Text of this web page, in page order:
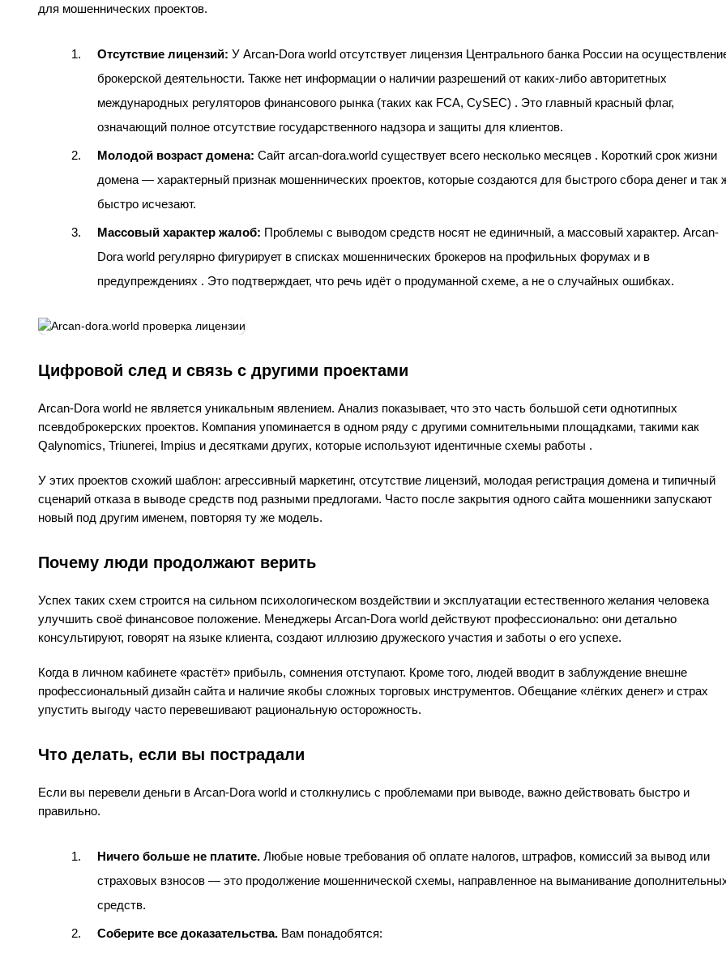
для мошеннических проектов.
Отсутствие лицензий: У Arcan-Dora world отсутствует лицензия Центрального банка России на
брокерской деятельности. Также нет информации о наличии разрешений от каких-либо авторитетных
международных регуляторов финансового рынка (таких как FCA, CySEC) . Это главный красный флаг,
означающий полное отсутствие государственного надзора и защиты для клиентов.
Молодой возраст домена: Сайт arcan-dora.world существует всего несколько месяцев . Короткий срок жизни
домена — характерный признак мошеннических проектов, которые создаются для быстрого сбора денег и так
быстро исчезают.
Массовый характер жалоб: Проблемы с выводом средств носят не единичный, а массовый характер. Arcan-
Dora world регулярно фигурирует в списках мошеннических брокеров на профильных форумах и в
предупреждениях . Это подтверждает, что речь идёт о продуманной схеме, а не о случайных ошибках.
Цифровой след и связь с другими проектами
Arcan-Dora world не является уникальным явлением. Анализ показывает, что это часть большой сети однотипных
псевдоброкерских проектов. Компания упоминается в одном ряду с другими сомнительными площадками, такими как
Qalynomics, Triunerei, Impius и десятками других, которые используют идентичные схемы работы .
У этих проектов схожий шаблон: агрессивный маркетинг, отсутствие лицензий, молодая регистрация домена и типичный
сценарий отказа в выводе средств под разными предлогами. Часто после закрытия одного сайта мошенники запускают
новый под другим именем, повторяя ту же модель.
Почему люди продолжают верить
Успех таких схем строится на сильном психологическом воздействии и эксплуатации естественного желания человека
улучшить своё финансовое положение. Менеджеры Arcan-Dora world действуют профессионально: они детально
консультируют, говорят на языке клиента, создают иллюзию дружеского участия и заботы о его успехе.
Когда в личном кабинете «растёт» прибыль, сомнения отступают. Кроме того, людей вводит в заблуждение внешне
профессиональный дизайн сайта и наличие якобы сложных торговых инструментов. Обещание «лёгких денег» и страх
упустить выгоду часто перевешивают рациональную осторожность.
Что делать, если вы пострадали
Если вы перевели деньги в Arcan-Dora world и столкнулись с проблемами при выводе, важно действовать быстро и
правильно.
Ничего больше не платите. Любые новые требования об оплате налогов, штрафов, комиссий за вывод или
страховых взносов — это продолжение мошеннической схемы, направленное на выманивание
средств.
Соберите все доказательства. Вам понадобятся: